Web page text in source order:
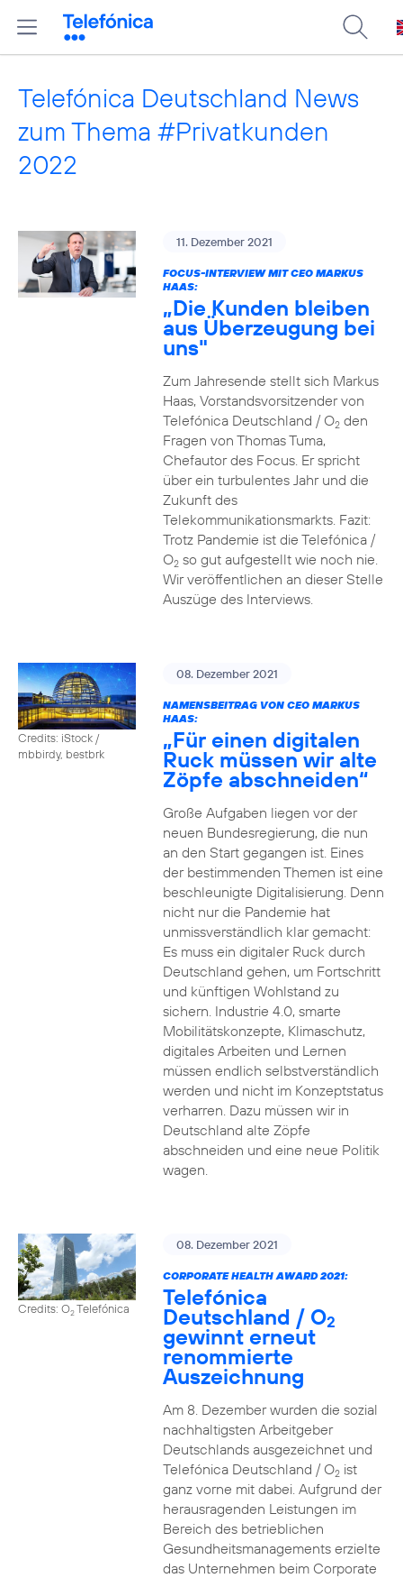
Telefónica Deutschland News
zum Thema #Privatkunden
2022
11. Dezember 2021
FOCUS-INTERVIEW MIT CEO MARKUS
HAAS:
„Die Kunden bleiben
aus Überzeugung bei
uns"
Zum Jahresende stellt sich Markus
Haas, Vorstandsvorsitzender von
Telefónica Deutschland / O2den
Fragen von Thomas Tuma,
Chefautor des Focus. Er spricht
über ein turbulentes Jahr und die
Zukunft des
Telekommunikationsmarkts. Fazit:
Trotz Pandemie ist die Telefónica /
O2so gut aufgestellt wie noch nie.
Wir veröffentlichen an dieser Stelle
Auszüge des Interviews.
Credits: iStock /
mbbirdy, bestbrk
08. Dezember 2021
NAMENSBEITRAG VON CEO MARKUS
HAAS:
„Für einen digitalen
Ruck müssen wir alte
Zöpfe abschneiden“
Große Aufgaben liegen vor der
neuen Bundesregierung, die nun
an den Start gegangen ist. Eines
der bestimmenden Themen ist eine
beschleunigte Digitalisierung. Denn
nicht nur die Pandemie hat
unmissverständlich klar gemacht:
Es muss ein digitaler Ruck durch
Deutschland gehen, um Fortschritt
und künftigen Wohlstand zu
sichern. Industrie 4.0, smarte
Mobilitätskonzepte, Klimaschutz,
digitales Arbeiten und Lernen
müssen endlich selbstverständlich
werden und nicht im Konzeptstatus
verharren. Dazu müssen wir in
Deutschland alte Zöpfe
abschneiden und eine neue Politik
wagen.
Credits: O2Telefónica
08. Dezember 2021
CORPORATE HEALTH AWARD 2021:
Telefónica
Deutschland / O2
gewinnt erneut
renommierte
Auszeichnung
Am 8. Dezember wurden die sozial
nachhaltigsten Arbeitgeber
Deutschlands ausgezeichnet und
Telefónica Deutschland / O2ist
ganz vorne mit dabei. Aufgrund der
herausragenden Leistungen im
Bereich des betrieblichen
Gesundheitsmanagements erzielte
das Unternehmen beim Corporate